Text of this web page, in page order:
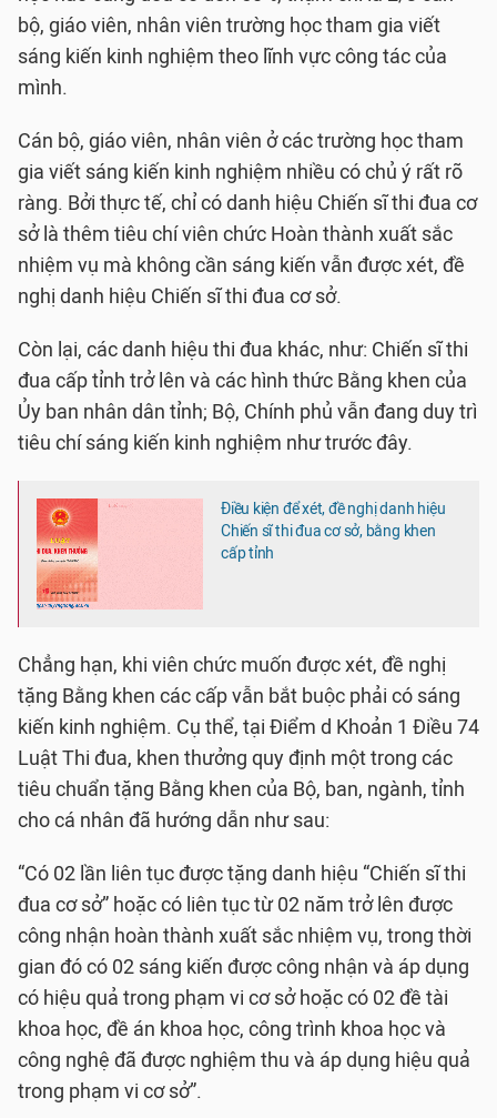
bộ, giáo viên, nhân viên trường học tham gia viết
sáng kiến kinh nghiệm theo lĩnh vực công tác của
mình.
Cán bộ, giáo viên, nhân viên ở các trường học tham
gia viết sáng kiến kinh nghiệm nhiều có chủ ý rất rõ
ràng. Bởi thực tế, chỉ có danh hiệu Chiến sĩ thi đua cơ
sở là thêm tiêu chí viên chức Hoàn thành xuất sắc
nhiệm vụ mà không cần sáng kiến vẫn được xét, đề
nghị danh hiệu Chiến sĩ thi đua cơ sở.
Còn lại, các danh hiệu thi đua khác, như: Chiến sĩ thi
đua cấp tỉnh trở lên và các hình thức Bằng khen của
Ủy ban nhân dân tỉnh; Bộ, Chính phủ vẫn đang duy trì
tiêu chí sáng kiến kinh nghiệm như trước đây.
Điều kiện để xét, đề nghị danh hiệu
Chiến sĩ thi đua cơ sở, bằng khen
cấp tỉnh
Chẳng hạn, khi viên chức muốn được xét, đề nghị
tặng Bằng khen các cấp vẫn bắt buộc phải có sáng
kiến kinh nghiệm. Cụ thể, tại Điểm d Khoản 1 Điều 74
Luật Thi đua, khen thưởng quy định một trong các
tiêu chuẩn tặng Bằng khen của Bộ, ban, ngành, tỉnh
cho cá nhân đã hướng dẫn như sau:
“Có 02 lần liên tục được tặng danh hiệu “Chiến sĩ thi
đua cơ sở” hoặc có liên tục từ 02 năm trở lên được
công nhận hoàn thành xuất sắc nhiệm vụ, trong thời
gian đó có 02 sáng kiến được công nhận và áp dụng
có hiệu quả trong phạm vi cơ sở hoặc có 02 đề tài
khoa học, đề án khoa học, công trình khoa học và
công nghệ đã được nghiệm thu và áp dụng hiệu quả
trong phạm vi cơ sở”.